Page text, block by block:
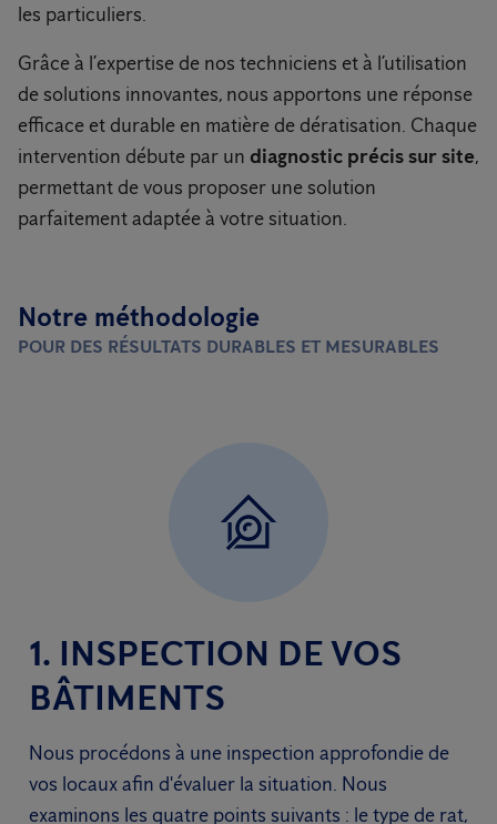
les particuliers.
Grâce à l’expertise de nos techniciens et à l’utilisation
de solutions innovantes, nous apportons une réponse
efficace et durable en matière de dératisation. Chaque
intervention débute par un diagnostic précis sur site,
permettant de vous proposer une solution
parfaitement adaptée à votre situation.
Notre méthodologie
POUR DES RÉSULTATS DURABLES ET MESURABLES
1. INSPECTION DE VOS
BÂTIMENTS
Nous procédons à une inspection approfondie de
vos locaux afin d'évaluer la situation. Nous
examinons les quatre points suivants : le type de rat,